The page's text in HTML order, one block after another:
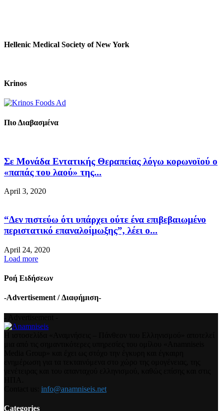
Hellenic Medical Society of New York
Krinos
Πιο Διαβασμένα
Σε Μονάδα Εντατικής Θεραπείας λόγω κορωνοϊού ο
«παπάς του λαού» της...
April 3, 2020
“Δεν πιστεύω ότι υπάρχει ούτε ένα επιβεβαιωμένο
περιστατικό επαναλοίμωξης”, λέει ο...
April 24, 2020
Load more
Ροή Ειδήσεων
-Advertisement / Διαφήμιση-
info@anamniseis.net
Categories